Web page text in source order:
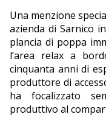
Una menzione
azienda di Sarnico
plancia di poppa
l’area relax a
cinquanta anni di
produttore di
ha focalizzato
produttivo al